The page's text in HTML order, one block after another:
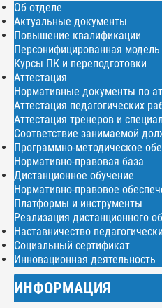
Об отделе
Актуальные документы
Повышение квалификации
Персонифицированная модель
Курсы ПК и переподготовки
Аттестация
Нормативные документы по
Аттестация педагогических
Аттестация тренеров и
Соответствие занимаемой
Программно-методическое
Нормативно-правовая база
Дистанционное обучение
Нормативно-правовое
Платформы и инструменты
Реализация дистанционного
Наставничество
Социальный сертификат
Инновационная деятельность
ИНФОРМАЦИЯ